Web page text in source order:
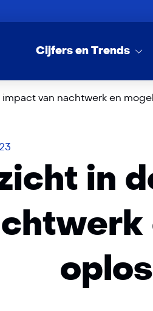
Cijfers en Trends
van nachtwerk en
in